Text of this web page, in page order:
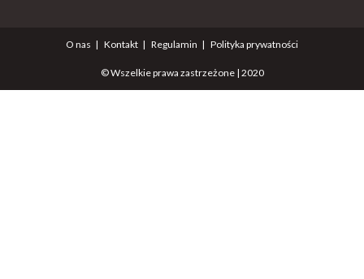
O nas Kontakt Regulamin Polityka prywatności
© Wszelkie prawa zastrzeżone | 2020